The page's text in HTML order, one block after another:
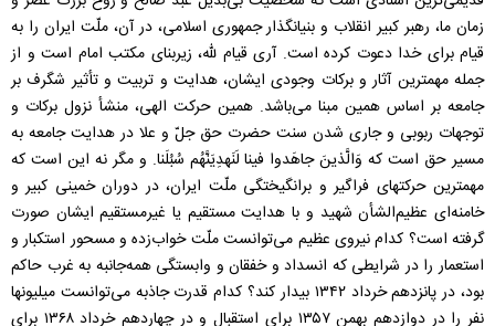
زمان ما، رهبر کبیر انقلاب و بنیانگذار جمهوری اسلامی، در آن، ملّت ایران را به
قیام برای خدا دعوت کرده است. آری قیام لله، زیربنای مکتب امام است و از
جمله مهمترین آثار و برکات وجودی ایشان، هدایت و تربیت و تأثیر شگرف بر
جامعه بر اساس همین مبنا می‌باشد. همین حرکت الهی، منشأ نزول برکات و
توجهات ربوبی و جاری شدن سنت حضرت حق جل‌ّ و علا در هدایت جامعه به
مسیر حق است که وَالَّذینَ جاهَدوا فینا لَنَهدِیَنَّهُم سُبُلَنا. و مگر نه این است که
مهمترین حرکتهای فراگیر و برانگیختگی ملّت ایران، در دوران خمینی کبیر و
خامنه‌ای عظیم‌الشأن شهید و با هدایت مستقیم یا غیرمستقیم ایشان صورت
گرفته است؟ کدام نیروی عظیم می‌توانست ملّت خواب‌زده و مسحور استکبار و
استعمار را در شرایطی که انسداد و خفقان و وابستگی همه‌جانبه به غرب حاکم
بود، در پانزدهم خرداد ۱۳۴۲ بیدار کند؟ کدام قدرت جاذبه می‌توانست میلیونها
نفر را در دوازدهم بهمن ۱۳۵۷ برای استقبال و در چهاردهم خرداد ۱۳۶۸ برای